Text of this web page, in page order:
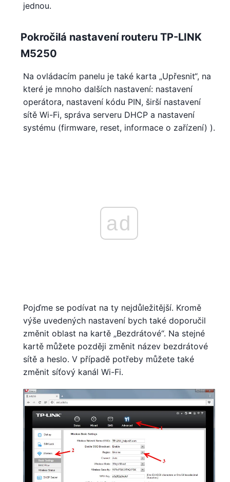
jednou.
Pokročilá nastavení routeru TP-LINK
M5250
Na ovládacím panelu je také karta „Upřesnit“, na
které je mnoho dalších nastavení: nastavení
operátora, nastavení kódu PIN, širší nastavení
sítě Wi-Fi, správa serveru DHCP a nastavení
systému (firmware, reset, informace o zařízení) ).
ad
Pojďme se podívat na ty nejdůležitější. Kromě
výše uvedených nastavení bych také doporučil
změnit oblast na kartě „Bezdrátové“. Na stejné
kartě můžete později změnit název bezdrátové
sítě a heslo. V případě potřeby můžete také
změnit síťový kanál Wi-Fi.